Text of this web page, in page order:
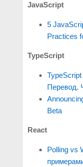
JavaScript
5
Practices
TypeScript
TypeScript
Перевод.
Beta
React
Polling vs